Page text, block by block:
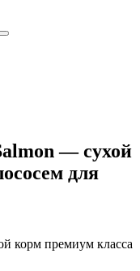
— сухой
для